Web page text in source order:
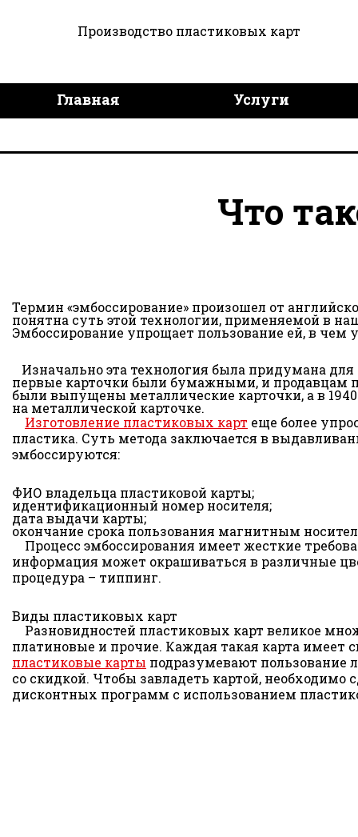
Производство пластиковых карт
Главная
Услуги
Что
Термин «эмбоссирование» произошел от
понятна суть этой технологии, применяемой в
Эмбоссирование упрощает пользование ей, в
Изначально эта технология была придумана
первые карточки были бумажными, и продавцам
были выпущены металлические карточки, а в
на металлической карточке.
Изготовление пластиковых карт еще более
пластика. Суть метода заключается в
эмбоссируются:
ФИО владельца пластиковой карты;
идентификационный номер носителя;
дата выдачи карты;
окончание срока пользования магнитным
Процесс эмбоссирования имеет жесткие
информация может окрашиваться в различные
процедура – типпинг.
Виды пластиковых карт
Разновидностей пластиковых карт великое
платиновые и прочие. Каждая такая карта имеет
пластиковые карты подразумевают пользование
со скидкой. Чтобы завладеть картой,
дисконтных программ с использованием